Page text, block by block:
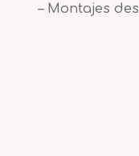
– Montajes